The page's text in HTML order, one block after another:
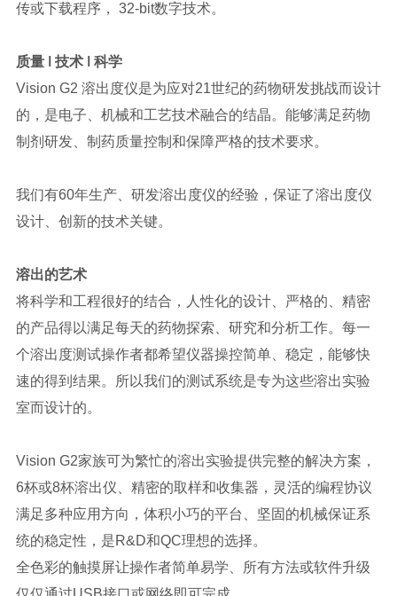
传或下载程序， 32-bit数字技术。
质量 ǀ 技术 ǀ 科学
Vision G2 溶出度仪是为应对21世纪的药物研发挑战而设计
的，是电子、机械和工艺技术融合的结晶。能够满足药物
制剂研发、制药质量控制和保障严格的技术要求。
我们有60年生产、研发溶出度仪的经验，保证了溶出度仪
设计、创新的技术关键。
溶出的艺术
将科学和工程很好的结合，人性化的设计、严格的、精密
的产品得以满足每天的药物探索、研究和分析工作。每一
个溶出度测试操作者都希望仪器操控简单、稳定，能够快
速的得到结果。所以我们的测试系统是专为这些溶出实验
室而设计的。
Vision G2家族可为繁忙的溶出实验提供完整的解决方案，
6杯或8杯溶出仪、精密的取样和收集器，灵活的编程协议
满足多种应用方向，体积小巧的平台、坚固的机械保证系
统的稳定性，是R&D和QC理想的选择。
全色彩的触摸屏让操作者简单易学、所有方法或软件升级